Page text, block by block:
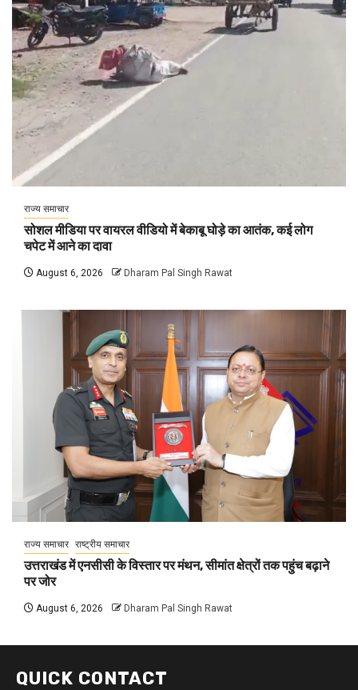
राज्य समाचार
सोशल मीडिया पर वायरल वीडियो में बेकाबू घोड़े का आतंक, कई लोग
चपेट में आने का दावा
August 6, 2026 Dharam Pal Singh Rawat
राज्य समाचार राष्ट्रीय समाचार
उत्तराखंड में एनसीसी के विस्तार पर मंथन, सीमांत क्षेत्रों तक पहुंच बढ़ाने
पर जोर
August 6, 2026 Dharam Pal Singh Rawat
QUICK CONTACT